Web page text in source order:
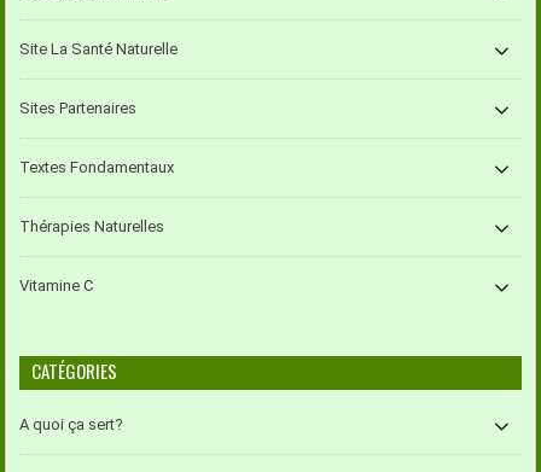
Site La Santé Naturelle
Sites Partenaires
Textes Fondamentaux
Thérapies Naturelles
Vitamine C
CATÉGORIES
A quoi ça sert?